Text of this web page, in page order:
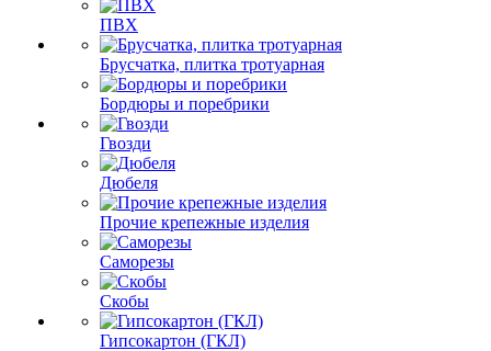
ПВХ
Брусчатка, плитка тротуарная
Бордюры и поребрики
Гвозди
Дюбеля
Прочие крепежные изделия
Саморезы
Скобы
Гипсокартон (ГКЛ)